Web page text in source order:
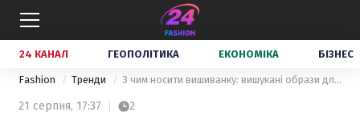
24 КАНАЛ ГЕОПОЛІТИКА ЕКОНОМІКА БІЗНЕС
Fashion Тренди З чим носити вишиванку: вишукані образи для найвибагливіших модниць
21 серпня, 17:37 2